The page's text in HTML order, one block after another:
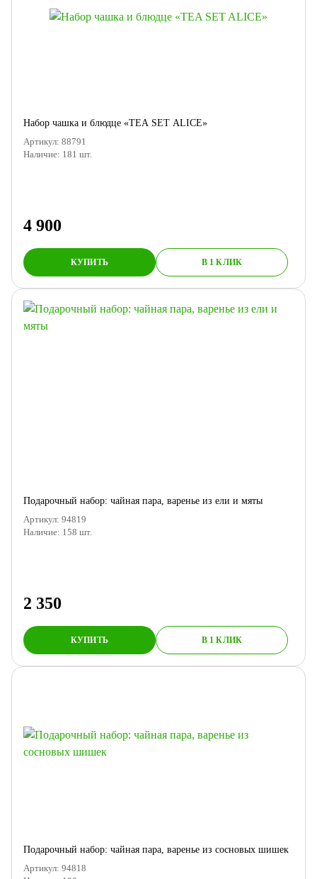
Набор чашка и блюдце «TEA SET ALICE»
Артикул: 88791
Наличие: 181 шт.
4 900
КУПИТЬ В 1 КЛИК
Подарочный набор: чайная пара, варенье из ели и мяты
Артикул: 94819
Наличие: 158 шт.
2 350
КУПИТЬ В 1 КЛИК
Подарочный набор: чайная пара, варенье из сосновых шишек
Артикул: 94818